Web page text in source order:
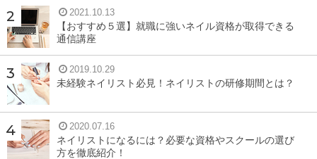
2021.10.13
【おすすめ５選】就職に強いネイル資格が取得できる
通信講座
2019.10.29
未経験ネイリスト必見！ネイリストの研修期間とは？
2020.07.16
ネイリストになるには？必要な資格やスクールの選び
方を徹底紹介！